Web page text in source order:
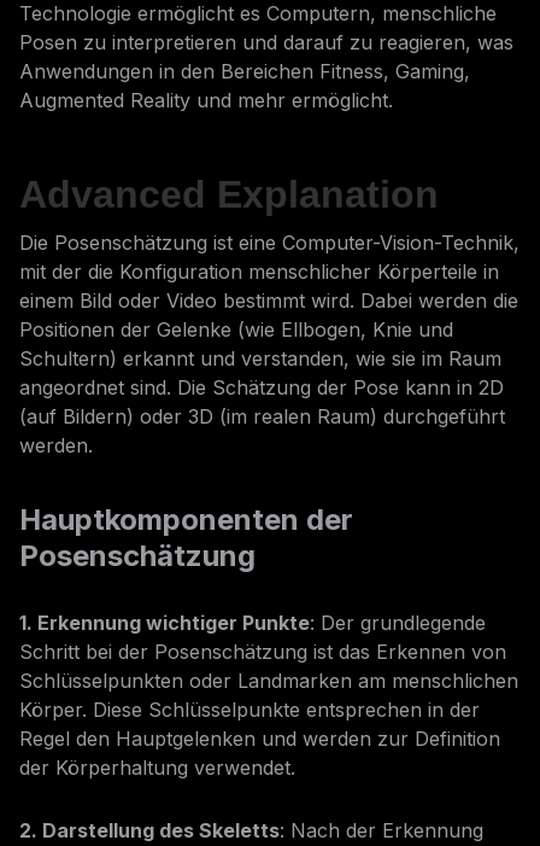
Technologie ermöglicht es Computern, menschliche
Posen zu interpretieren und darauf zu reagieren, was
Anwendungen in den Bereichen Fitness, Gaming,
Augmented Reality und mehr ermöglicht.
Advanced Explanation
Die Posenschätzung ist eine Computer-Vision-Technik,
mit der die Konfiguration menschlicher Körperteile in
einem Bild oder Video bestimmt wird. Dabei werden die
Positionen der Gelenke (wie Ellbogen, Knie und
Schultern) erkannt und verstanden, wie sie im Raum
angeordnet sind. Die Schätzung der Pose kann in 2D
(auf Bildern) oder 3D (im realen Raum) durchgeführt
werden.
Hauptkomponenten der
Posenschätzung
1. Erkennung wichtiger Punkte: Der grundlegende
Schritt bei der Posenschätzung ist das Erkennen von
Schlüsselpunkten oder Landmarken am menschlichen
Körper. Diese Schlüsselpunkte entsprechen in der
Regel den Hauptgelenken und werden zur Definition
der Körperhaltung verwendet.
2. Darstellung des Skeletts: Nach der Erkennung